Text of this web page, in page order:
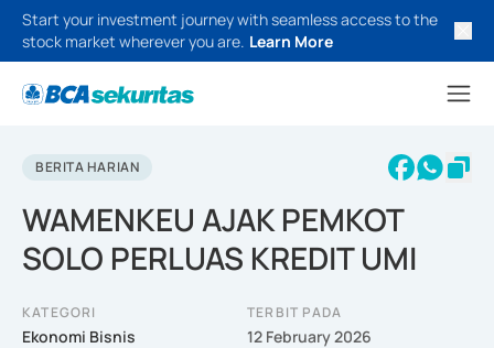
Start your investment journey with seamless access to the
stock market wherever you are. Learn More
BERITA HARIAN
WAMENKEU AJAK PEMKOT
SOLO PERLUAS KREDIT UMI
KATEGORI
Ekonomi Bisnis
TERBIT PADA
12 February 2026